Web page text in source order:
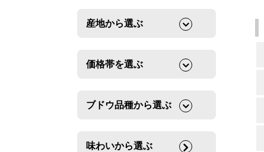
産地から選ぶ
価格帯を選ぶ
ブドウ品種から選ぶ
味わいから選ぶ